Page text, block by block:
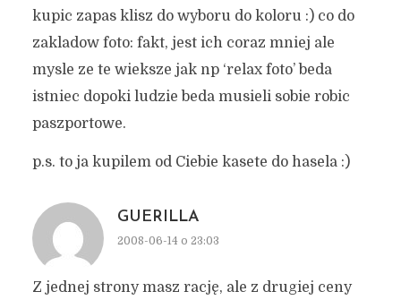
kupic zapas klisz do wyboru do koloru :) co do
zakladow foto: fakt, jest ich coraz mniej ale
mysle ze te wieksze jak np ‘relax foto’ beda
istniec dopoki ludzie beda musieli sobie robic
paszportowe.
p.s. to ja kupilem od Ciebie kasete do hasela :)
GUERILLA
2008-06-14 o 23:03
Z jednej strony masz rację, ale z drugiej ceny